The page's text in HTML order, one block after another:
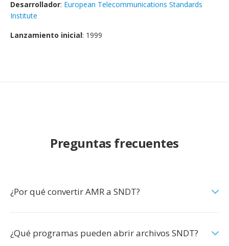
Desarrollador: European Telecommunications Standards
Institute
Lanzamiento inicial: 1999
Preguntas frecuentes
¿Por qué convertir AMR a SNDT?
¿Qué programas pueden abrir archivos SNDT?